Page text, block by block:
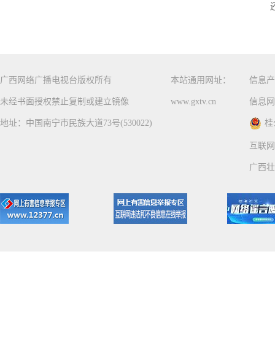
广西网络广播电视台版权所有
未经书面授权禁止复制或建立镜像
地址：中国南宁市民族大道73号(530022)
本站通用网址：
www.gxtv.cn
信息
信息
桂
互联
广西